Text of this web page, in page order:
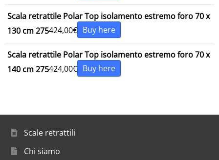
Scala retrattile Polar Top isolamento estremo foro 70 x
130 cm 275424,00€ Buy here
Scala retrattile Polar Top isolamento estremo foro 70 x
140 cm 275424,00€ Buy here
Scale retrattili
Chi siamo